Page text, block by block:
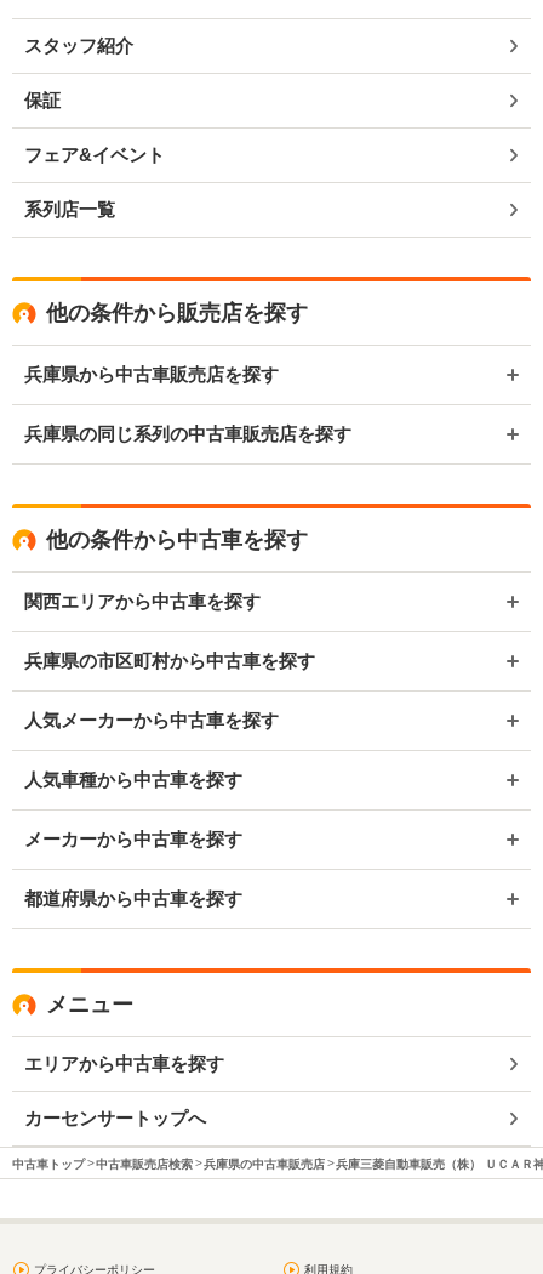
スタッフ紹介
保証
フェア&イベント
系列店一覧
他の条件から販売店を探す
兵庫県から中古車販売店を探す
兵庫県の同じ系列の中古車販売店を探す
他の条件から中古車を探す
関西エリアから中古車を探す
兵庫県の市区町村から中古車を探す
人気メーカーから中古車を探す
人気車種から中古車を探す
メーカーから中古車を探す
都道府県から中古車を探す
メニュー
エリアから中古車を探す
カーセンサートップへ
中古車トップ 中古車販売店検索 兵庫県の中古車販売店 兵庫三菱自動車販売（株） ＵＣＡＲ
プライバシーポリシー 利用規約